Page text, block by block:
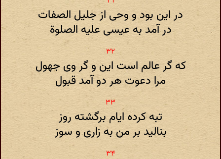
در این بود و وحی از جلیل الصفات
در آمد به عیسی علیه الصلوة
که گر عالم است این و گر وی جهول
مرا دعوت هر دو آمد قبول
تبه کرده ایام برگشته روز
بنالید بر من به زاری و سوز